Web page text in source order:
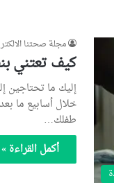
مجلة صحتنا
كيف تعتني
إليك ما تحتاجين
خلال أسابيع ما
طفلك…
أكمل القراءة »